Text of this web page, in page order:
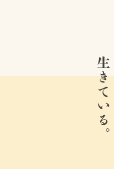
生きている。